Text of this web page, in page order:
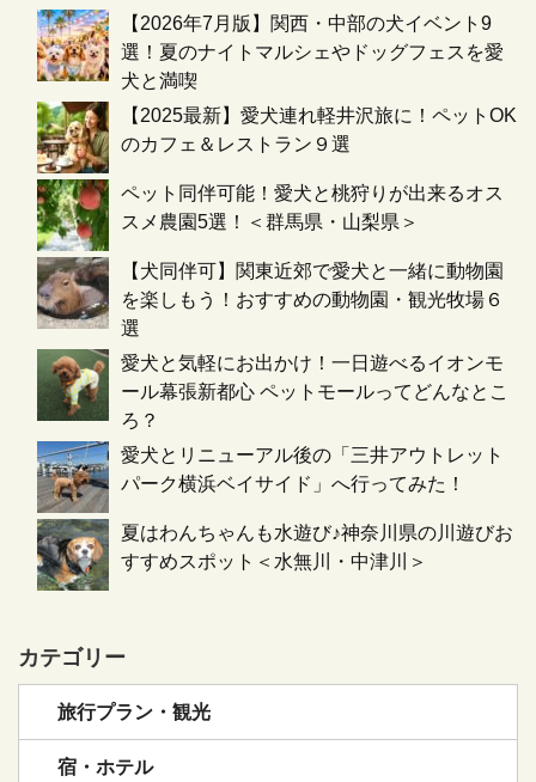
【2026年7月版】関西・中部の犬イベント9
選！夏のナイトマルシェやドッグフェスを愛
犬と満喫
【2025最新】愛犬連れ軽井沢旅に！ペットOK
のカフェ＆レストラン９選
ペット同伴可能！愛犬と桃狩りが出来るオス
スメ農園5選！＜群馬県・山梨県＞
【犬同伴可】関東近郊で愛犬と一緒に動物園
を楽しもう！おすすめの動物園・観光牧場６
選
愛犬と気軽にお出かけ！一日遊べるイオンモ
ール幕張新都心 ペットモールってどんなとこ
ろ？
愛犬とリニューアル後の「三井アウトレット
パーク横浜ベイサイド」へ行ってみた！
夏はわんちゃんも水遊び♪神奈川県の川遊びお
すすめスポット＜水無川・中津川＞
カテゴリー
旅行プラン・観光
宿・ホテル